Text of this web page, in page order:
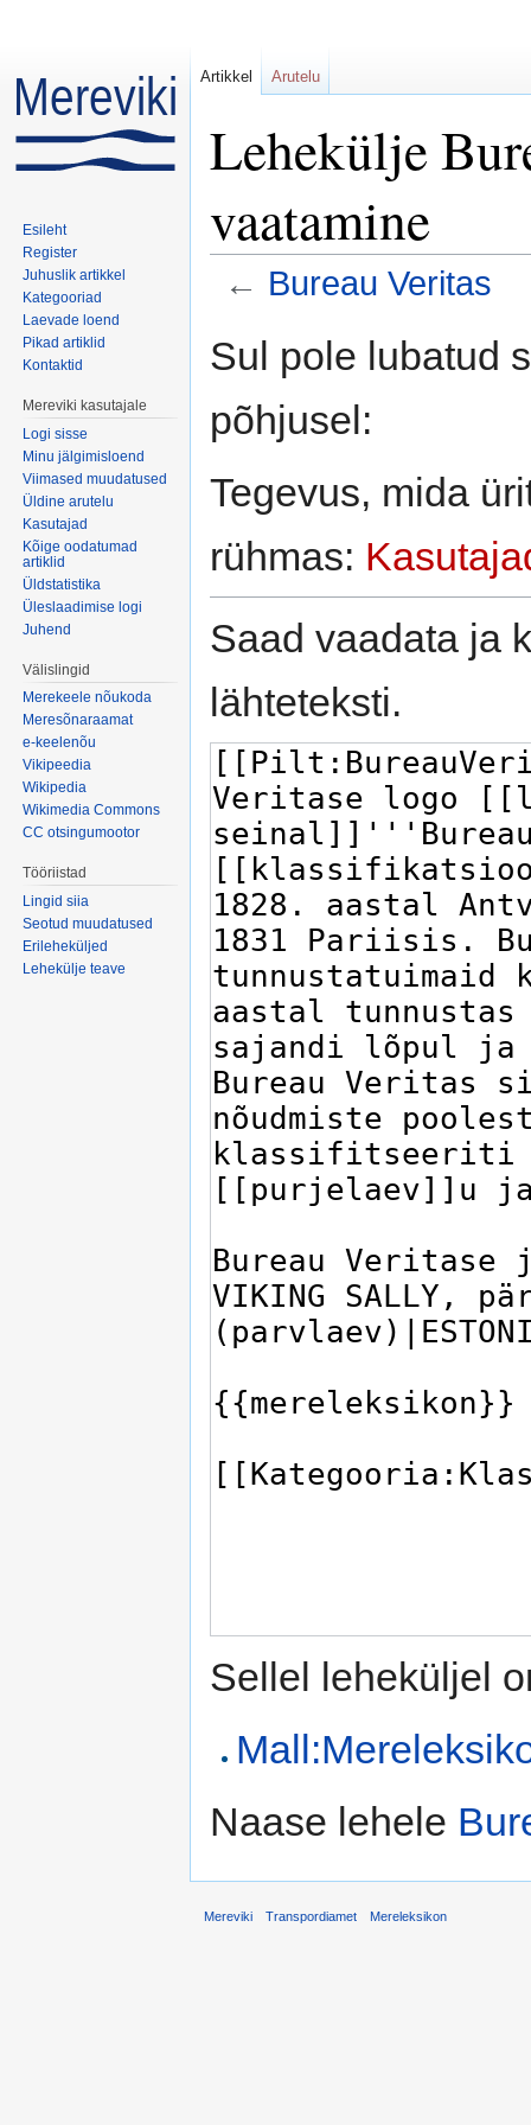
Lehekülje
vaatamine
← Bureau Veritas
Sul pole lubatud
põhjusel:
Tegevus, mida
rühmas:
Saad vaadata ja
lähteteksti.
Sellel leheküljel
Naase lehele
Artikkel Arutelu
Esileht
Register
Juhuslik artikkel
Kategooriad
Laevade loend
Pikad artiklid
Kontaktid
Mereviki kasutajale
Logi sisse
Minu jälgimisloend
Viimased muudatused
Üldine arutelu
Kasutajad
Kõige oodatumad
artiklid
Üldstatistika
Üleslaadimise logi
Juhend
Välislingid
Merekeele nõukoda
Meresõnaraamat
e-keelenõu
Vikipeedia
Wikipedia
Wikimedia Commons
CC otsingumootor
Tööriistad
Lingid siia
Seotud muudatused
Erileheküljed
Lehekülje teave
Mereviki Transpordiamet Mereleksikon